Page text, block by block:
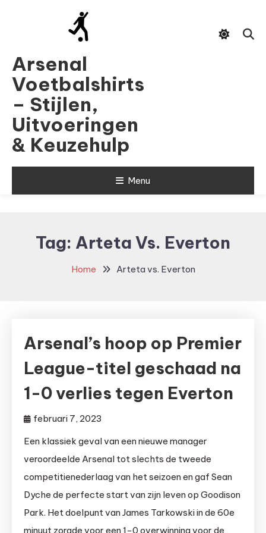
Arsenal
Voetbalshirts
– Stijlen,
Uitvoeringen
& Keuzehulp
Menu
Tag: Arteta Vs. Everton
Home Arteta vs. Everton
Arsenal’s hoop op Premier
League-titel geschaad na
1-0 verlies tegen Everton
februari 7, 2023
Een klassiek geval van een nieuwe manager
veroordeelde Arsenal tot slechts de tweede
competitienederlaag van het seizoen en gaf Sean
Dyche de perfecte start van zijn leven op Goodison
Park. Het doelpunt van James Tarkowski in de 60e
minuut zorgde voor een 1-0 overwinning voor de